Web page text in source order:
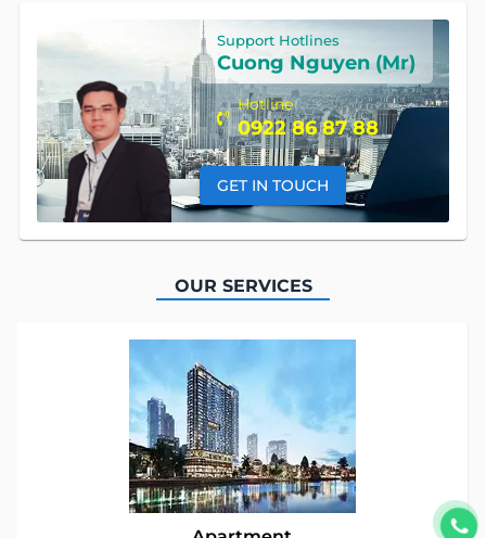
Support Hotlines
Cuong Nguyen (Mr)
Hotline
0922 86 87 88
GET IN TOUCH
OUR SERVICES